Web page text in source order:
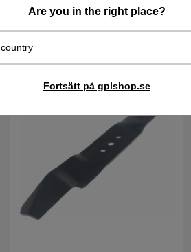
Are you in the right place?
Fortsätt på gplshop.se